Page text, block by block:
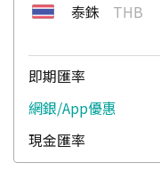
泰銖
THB